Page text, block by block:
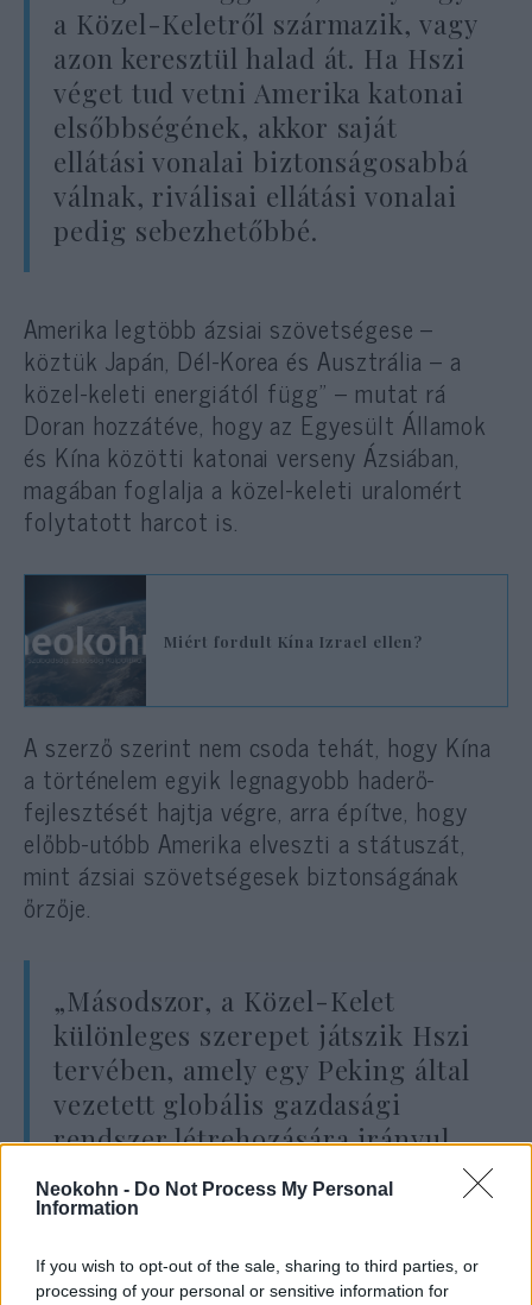
Neokohn - Do Not Process My Personal
Information
If you wish to opt-out of the sale, sharing to third parties, or
processing of your personal or sensitive information for
a Közel-Keletről származik, vagy
azon keresztül halad át. Ha Hszi
véget tud vetni Amerika katonai
elsőbbségének, akkor saját
ellátási vonalai biztonságosabbá
válnak, riválisai ellátási vonalai
pedig sebezhetőbbé.
Amerika legtöbb ázsiai szövetségese –
köztük Japán, Dél-Korea és Ausztrália – a
közel-keleti energiától függ” – mutat rá
Doran hozzátéve, hogy az Egyesült Államok
és Kína közötti katonai verseny Ázsiában,
magában foglalja a közel-keleti uralomért
folytatott harcot is.
Miért fordult Kína Izrael ellen?
A szerző szerint nem csoda tehát, hogy Kína
a történelem egyik legnagyobb haderő-
fejlesztését hajtja végre, arra építve, hogy
előbb-utóbb Amerika elveszti a státuszát,
mint ázsiai szövetségesek biztonságának
őrzője.
„Másodszor, a Közel-Kelet
különleges szerepet játszik Hszi
tervében, amely egy Peking által
vezetett globális gazdasági
rendszer létrehozására irányul,
amely párhuzamosan fog
működni az amerikai vezetésű